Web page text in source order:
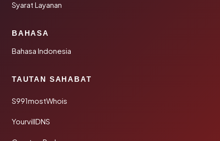
Syarat Layanan
BAHASA
Bahasa Indonesia
TAUTAN SAHABAT
S991mostWhois
YourvillDNS